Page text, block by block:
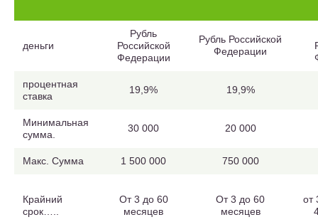
деньги
Рубль
Российской
Федерации
Рубль Российской
Федерации
процентная
ставка
19,9% 19,9%
Минимальная
сумма.
30 000 20 000
Макс. Сумма 1 500 000 750 000
Крайний
срок…..
От 3 до 60
месяцев
От 3 до 60
месяцев
от